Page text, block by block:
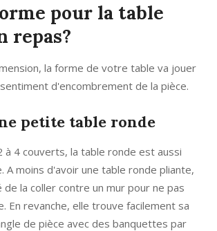
pour la table
repas?
la forme de votre table va jouer
d'encombrement de la pièce.
petite table ronde
à 4 couverts, la table ronde est aussi
A moins d'avoir une table ronde pliante,
de la coller contre un mur pour ne pas
En revanche, elle trouve facilement sa
de pièce avec des banquettes par